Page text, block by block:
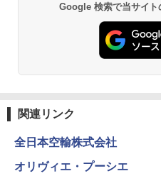
026リニュ
コンパクト
￥2,980
￥680
Google 検索で当サイト
関連リンク
全日本空輸株式会社
オリヴィエ・プーシエ